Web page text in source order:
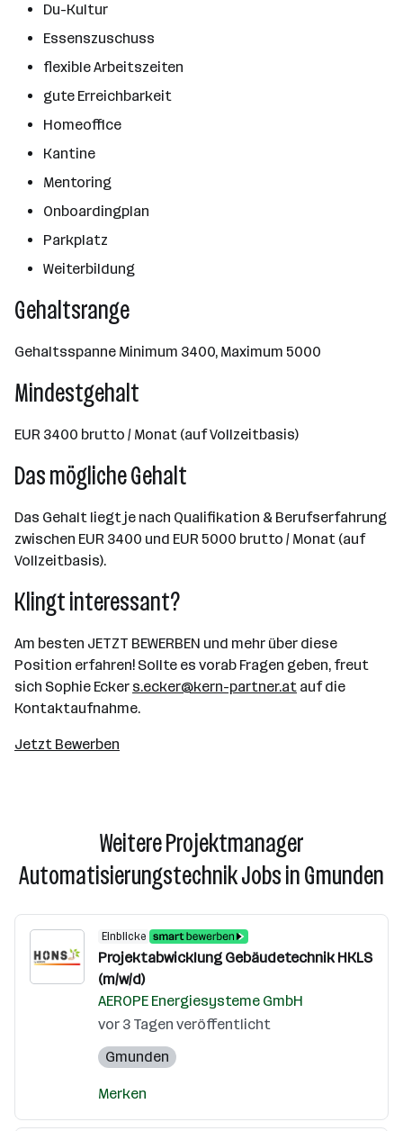
Du-Kultur
Essenszuschuss
flexible Arbeitszeiten
gute Erreichbarkeit
Homeoffice
Kantine
Mentoring
Onboardingplan
Parkplatz
Weiterbildung
Gehaltsrange
Gehaltsspanne Minimum 3400, Maximum 5000
Mindestgehalt
EUR 3400 brutto / Monat (auf Vollzeitbasis)
Das mögliche Gehalt
Das Gehalt liegt je nach Qualifikation & Berufserfahrung
zwischen EUR 3400 und EUR 5000 brutto / Monat (auf
Vollzeitbasis).
Klingt interessant?
Am besten JETZT BEWERBEN und mehr über diese
Position erfahren! Sollte es vorab Fragen geben, freut
sich Sophie Ecker s.ecker@kern-partner.at auf die
Kontaktaufnahme.
Jetzt Bewerben
Weitere Projektmanager
Automatisierungstechnik Jobs in Gmunden
Einblicke
Projektabwicklung Gebäudetechnik HKLS
(m/w/d)
AEROPE Energiesysteme GmbH
vor 3 Tagen veröffentlicht
Gmunden
Merken